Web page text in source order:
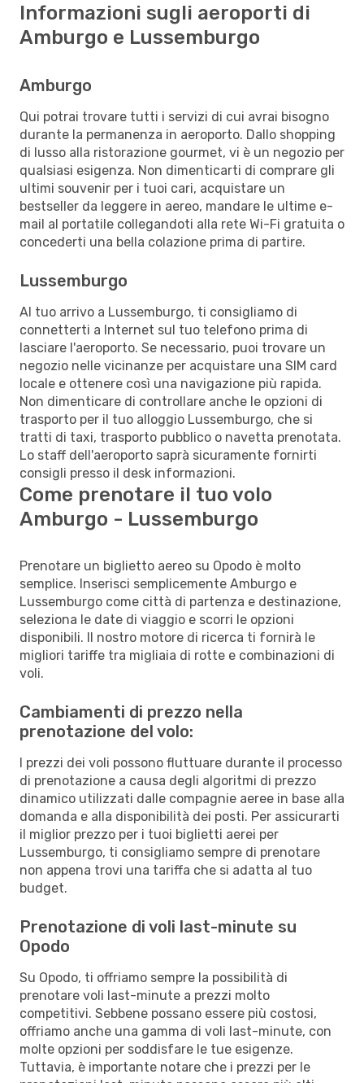
Informazioni sugli aeroporti di
Amburgo e Lussemburgo
Amburgo
Qui potrai trovare tutti i servizi di cui avrai bisogno
durante la permanenza in aeroporto. Dallo shopping
di lusso alla ristorazione gourmet, vi è un negozio per
qualsiasi esigenza. Non dimenticarti di comprare gli
ultimi souvenir per i tuoi cari, acquistare un
bestseller da leggere in aereo, mandare le ultime e-
mail al portatile collegandoti alla rete Wi-Fi gratuita o
concederti una bella colazione prima di partire.
Lussemburgo
Al tuo arrivo a Lussemburgo, ti consigliamo di
connetterti a Internet sul tuo telefono prima di
lasciare l'aeroporto. Se necessario, puoi trovare un
negozio nelle vicinanze per acquistare una SIM card
locale e ottenere così una navigazione più rapida.
Non dimenticare di controllare anche le opzioni di
trasporto per il tuo alloggio Lussemburgo, che si
tratti di taxi, trasporto pubblico o navetta prenotata.
Lo staff dell'aeroporto saprà sicuramente fornirti
consigli presso il desk informazioni.
Come prenotare il tuo volo
Amburgo - Lussemburgo
Prenotare un biglietto aereo su Opodo è molto
semplice. Inserisci semplicemente Amburgo e
Lussemburgo come città di partenza e destinazione,
seleziona le date di viaggio e scorri le opzioni
disponibili. Il nostro motore di ricerca ti fornirà le
migliori tariffe tra migliaia di rotte e combinazioni di
voli.
Cambiamenti di prezzo nella
prenotazione del volo:
I prezzi dei voli possono fluttuare durante il processo
di prenotazione a causa degli algoritmi di prezzo
dinamico utilizzati dalle compagnie aeree in base alla
domanda e alla disponibilità dei posti. Per assicurarti
il miglior prezzo per i tuoi biglietti aerei per
Lussemburgo, ti consigliamo sempre di prenotare
non appena trovi una tariffa che si adatta al tuo
budget.
Prenotazione di voli last-minute su
Opodo
Su Opodo, ti offriamo sempre la possibilità di
prenotare voli last-minute a prezzi molto
competitivi. Sebbene possano essere più costosi,
offriamo anche una gamma di voli last-minute, con
molte opzioni per soddisfare le tue esigenze.
Tuttavia, è importante notare che i prezzi per le